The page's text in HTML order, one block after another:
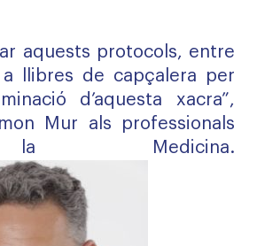
aquests protocols, entre
a llibres de capçalera per
d’aquesta xacra”,
Mur als professionals
Medicina.